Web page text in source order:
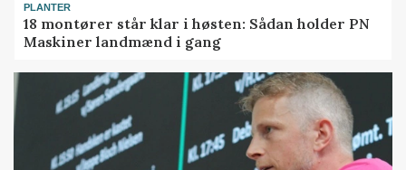
PLANTER
18 montører står klar i høsten: Sådan holder PN
Maskiner landmænd i gang